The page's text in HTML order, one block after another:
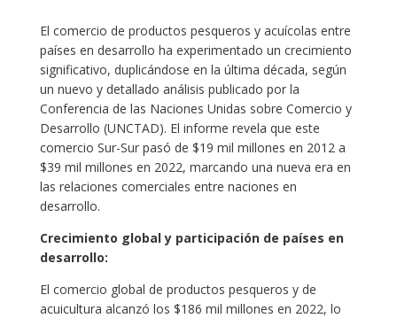
El comercio de productos pesqueros y acuícolas entre
países en desarrollo ha experimentado un crecimiento
significativo, duplicándose en la última década, según
un nuevo y detallado análisis publicado por la
Conferencia de las Naciones Unidas sobre Comercio y
Desarrollo (UNCTAD). El informe revela que este
comercio Sur-Sur pasó de $19 mil millones en 2012 a
$39 mil millones en 2022, marcando una nueva era en
las relaciones comerciales entre naciones en
desarrollo.
Crecimiento global y participación de países en
desarrollo:
El comercio global de productos pesqueros y de
acuicultura alcanzó los $186 mil millones en 2022, lo